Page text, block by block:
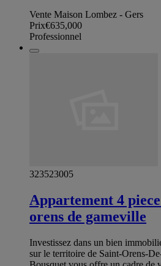
Vente Maison Lombez - Gers
Prix€635,000
Professionnel
323523005
Appartement 4
orens de gameville
Investissez dans un bien
sur le territoire de Saint-Orens-